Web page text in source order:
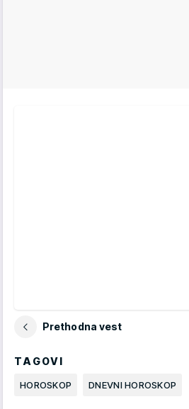
Prethodna vest
TAGOVI
HOROSKOP DNEVNI HOROSKOP